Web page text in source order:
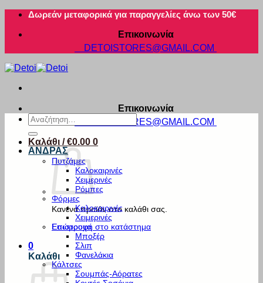
Μετάβαση
περιεχόμενο
Δωρεάν μεταφορικά για παραγγελίες άνω των 50€
Επικοινωνία
DETOISTORES@GMAIL.COM
Επικοινωνία
DETOISTORES@GMAIL.COM
Καλάθι /€0.00 0
Κανένα προϊόν στο καλάθι σας.
Επιστροφή στο κατάστημα
0
Καλάθι
Αναζήτηση
για:
ΑΝΔΡΑΣ
Πυτζάμες
Καλοκαιρινές
Χειμερινές
Ρόμπες
Φόρμες
Καλοκαιρινές
Χειμερινές
Εσώρουχα
Μποξέρ
Σλιπ
Φανελάκια
Κάλτσες
Σουμπάς-Αόρατες